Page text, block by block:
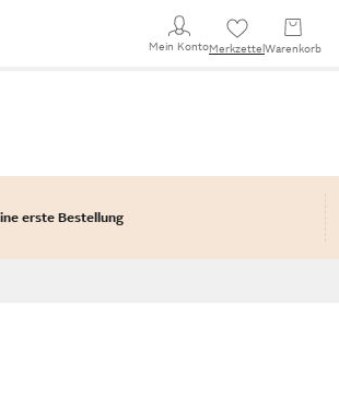
Mein KontoMerkzettel Warenkorb
erste Bestellung